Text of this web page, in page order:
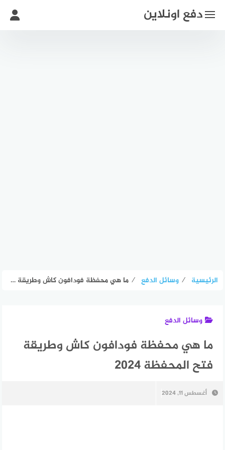
دفع اونلاين
الرئيسية ⁄ وسائل الدفع ⁄ ما هي محفظة فودافون كاش وطريقة فتح المحفظة 2024
وسائل الدفع
ما هي محفظة فودافون كاش وطريقة
فتح المحفظة 2024
أغسطس 11, 2024